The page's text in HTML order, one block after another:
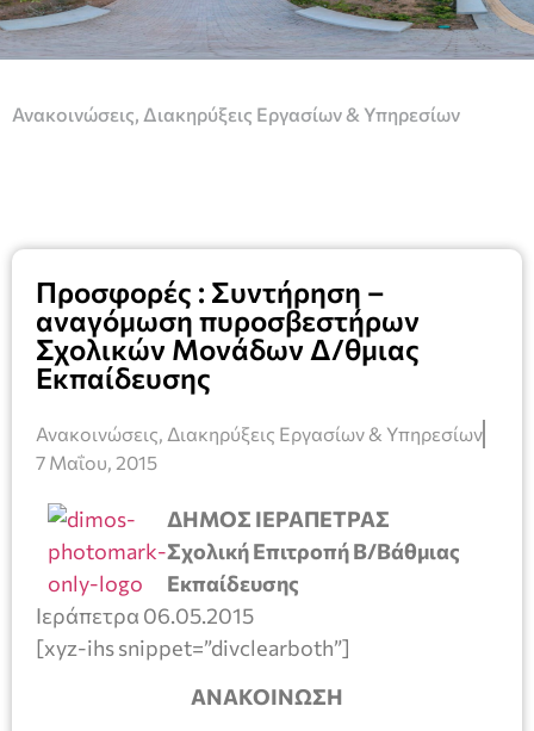
Ανακοινώσεις Διακηρύξεις Εργασίων & Υπηρεσίων
Προσφορές : Συντήρηση –
αναγόμωση πυροσβεστήρων
Σχολικών Μονάδων Δ/θμιας
Εκπαίδευσης
Ανακοινώσεις Διακηρύξεις Εργασίων & Υπηρεσίων
7 Μαΐου, 2015
ΔΗΜΟΣ ΙΕΡΑΠΕΤΡΑΣ
Σχολική Επιτροπή Β/Βάθμιας
Εκπαίδευσης
Ιεράπετρα 06.05.2015
[xyz-ihs snippet=”divclearboth”]
ΑΝΑΚΟΙΝΩΣΗ